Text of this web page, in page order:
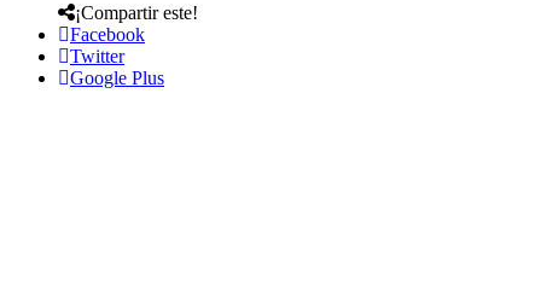
¡Compartir este!
Facebook
Twitter
Google Plus